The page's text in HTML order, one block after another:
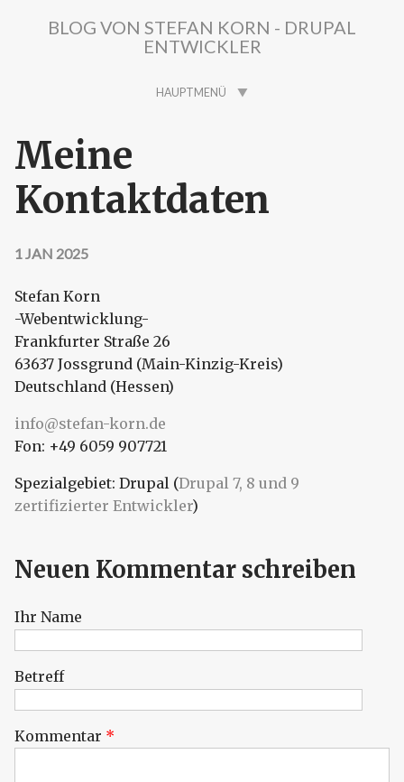
BLOG VON STEFAN KORN - DRUPAL
ENTWICKLER
HAUPTMENÜ
Meine
Kontaktdaten
1 JAN 2025
Stefan Korn
-Webentwicklung-
Frankfurter Straße 26
63637 Jossgrund (Main-Kinzig-Kreis)
Deutschland (Hessen)
info@stefan-korn.de
Fon: +49 6059 907721
Spezialgebiet: Drupal (Drupal 7, 8 und 9
zertifizierter Entwickler)
Neuen Kommentar schreiben
Ihr Name
Betreff
Kommentar *